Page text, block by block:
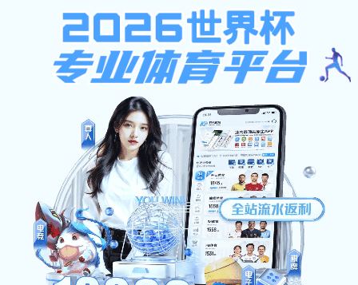
球盟会娱乐
401
sorry~
未授权：由于凭证无效，访问被拒绝